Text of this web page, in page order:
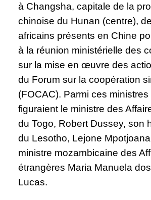
à Changsha, capitale de la
chinoise du Hunan (centre),
africains présents en Chine
à la réunion ministérielle des
sur la mise en œuvre des
du Forum sur la coopération
(FOCAC). Parmi ces ministres
figuraient le ministre des
du Togo, Robert Dussey, son
du Lesotho, Lejone
ministre mozambicaine des
étrangères Maria Manuela
Lucas.